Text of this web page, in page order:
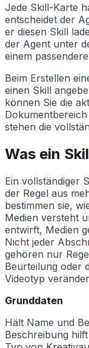
Jede Skill-Karte
entscheidet der
er diesen Skill
der Agent unter
einem
Beim Erstellen
einen Skill
können Sie die
stehen die
Was ein
Ein vollständiger
der Regel aus
bestimmen sie,
Medien versteht
entwirft, Medien
Nicht jeder
gehören nur
Beurteilung oder
Videotyp
Grunddaten
Hält Name und
Beschreibung